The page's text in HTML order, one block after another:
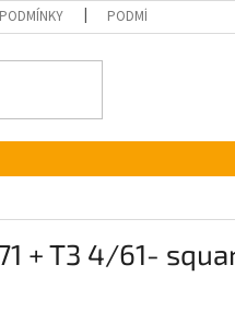
PODMÍNKY
+ T3 4/61-